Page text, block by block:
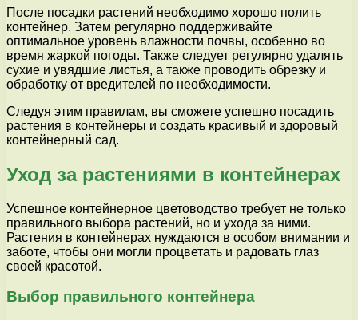
После посадки растений необходимо хорошо полить
контейнер. Затем регулярно поддерживайте
оптимальное уровень влажности почвы, особенно во
время жаркой погоды. Также следует регулярно удалять
сухие и увядшие листья, а также проводить обрезку и
обработку от вредителей по необходимости.
Следуя этим правилам, вы сможете успешно посадить
растения в контейнеры и создать красивый и здоровый
контейнерный сад.
Уход за растениями в контейнерах
Успешное контейнерное цветоводство требует не только
правильного выбора растений, но и ухода за ними.
Растения в контейнерах нуждаются в особом внимании и
заботе, чтобы они могли процветать и радовать глаз
своей красотой.
Выбор правильного контейнера